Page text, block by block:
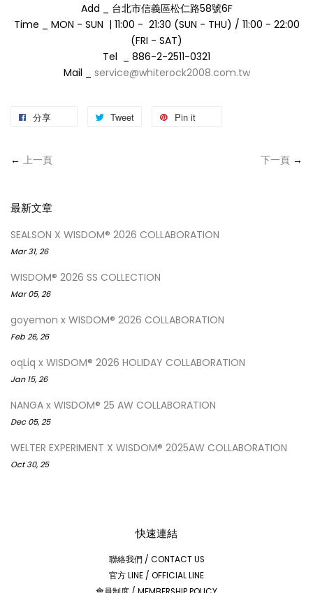
Add _ 台北市信義區松仁路58號6F
Time _ MON - SUN | 11:00 - 21:30 (SUN - THU) / 11:00 - 22:00
(FRI - SAT)
Tel _ 886-2-2511-0321
Mail _ service@whiterock2008.com.tw
分享 Tweet Pin it
← 上一頁 下一頁 →
最新文章
SEALSON X WISDOM® 2026 COLLABORATION
Mar 31, 26
WISDOM® 2026 SS COLLECTION
Mar 05, 26
goyemon x WISDOM® 2026 COLLABORATION
Feb 26, 26
oqLiq x WISDOM® 2026 HOLIDAY COLLABORATION
Jan 15, 26
NANGA x WISDOM® 25 AW COLLABORATION
Dec 05, 25
WELTER EXPERIMENT X WISDOM® 2025AW COLLABORATION
Oct 30, 25
快速連結
聯絡我們 / CONTACT US
官方 LINE / OFFICIAL LINE